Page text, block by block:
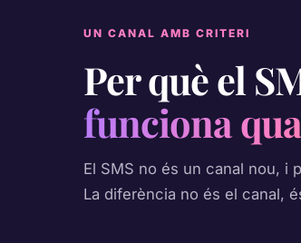
UN CANAL AMB CRITERI
Per què el
funciona
El SMS no és un canal nou, i
La diferència no és el canal,